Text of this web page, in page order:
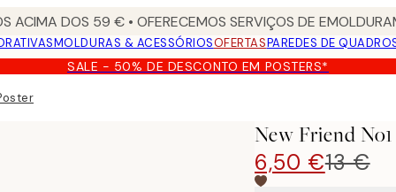
ACIMA DOS 59 € • OFERECEMOS SERVIÇOS DE
MOLDURAS & ACESSÓRIOSOFERTASPAREDES DE
SALE - 50% DE DESCONTO EM POSTERS*
New Friend
6,50 €13 €